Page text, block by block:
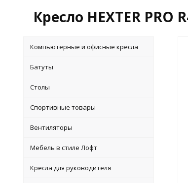
Кресло HEXTER PRO
Компьютерные и офисные кресла
Батуты
Столы
Спортивные товары
Вентиляторы
Мебель в стиле Лофт
Кресла для руководителя